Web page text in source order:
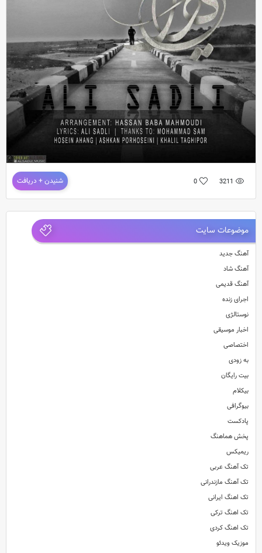
آهنگ جدید و بسیار زیبای علی صدلی به نام تنهایی
آهنگ جدید و بسیار زیبای علی صدلی به نام تنهایی
3211
0 شنیدن + دریافت
موضوعات سایت
آهنگ جدید
آهنگ شاد
آهنگ قدیمی
اجرای زنده
نوستالژی
اخبار موسیقی
اختصاصی
به زودی
بیت رایگان
بیکلام
بیوگرافی
پادکست
پخش هماهنگ
ریمیکس
تک آهنگ عربی
تک آهنگ مازندرانی
تک اهنگ ایرانی
تک اهنگ ترکی
تک اهنگ کردی
موزیک ویدئو